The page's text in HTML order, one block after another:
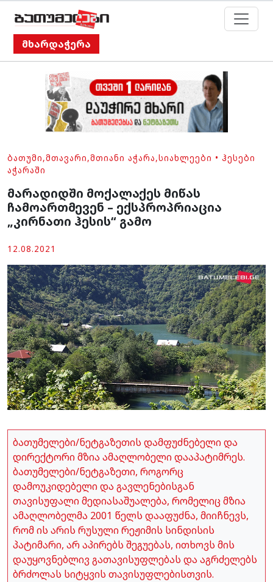
მხარდაჭერა
ᲑᲐᲗᲣᲛᲘ,ᲛᲗᲐᲕᲐᲠᲘ,ᲛᲗᲘᲐᲜᲘ ᲐᲭᲐᲠᲐ,ᲡᲘᲐᲮᲚᲔᲔᲑᲘ • ᲰᲔᲡᲔᲑᲘ
ᲐᲭᲐᲠᲐᲨᲘ
მარადიდში მოქალაქეს მიწას
ჩამოართმევენ – ექსპროპრიაცია
„კირნათი ჰესის“ გამო
12.08.2021
ბათუმელები/ნეტგაზეთის დამფუძნებელი და
დირექტორი მზია ამაღლობელი დააპატიმრეს.
ბათუმელები/ნეტგაზეთი, როგორც
დამოუკიდებელი და გავლენებისგან
თავისუფალი მედიასაშუალება, რომელიც მზია
ამაღლობელმა 2001 წელს დააფუძნა, მიიჩნევს,
რომ ის არის რუსული რეჟიმის სინდისის
პატიმარი, არ აპირებს შეგუებას, ითხოვს მის
დაუყოვნებლივ გათავისუფლებას და აგრძელებს
ბრძოლას სიტყვის თავისუფლებისთვის.